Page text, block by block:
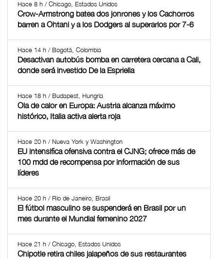
Hace 8 h / Chicago, Estados Unidos
Crow-Armstrong batea dos jonrones y los Cachorros
barren a Ohtani y a los Dodgers al superarlos por 7-6
Hace 14 h / Bogotá, Colombia
Desactivan autobús bomba en carretera cercana a Cali,
donde será investido De la Espriella
Hace 18 h / Budapest, Hungría
Ola de calor en Europa: Austria alcanza máximo
histórico, Italia activa alerta roja
Hace 20 h / Nueva York y Washington
EU intensifica ofensiva contra el CJNG; ofrece más de
100 mdd de recompensa por información de sus
líderes
Hace 20 h / Río de Janeiro, Brasil
El fútbol masculino se suspenderá en Brasil por un
mes durante el Mundial femenino 2027
Hace 21 h / Chicago, Estados Unidos
Chipotle retira chiles jalapeños de sus restaurantes